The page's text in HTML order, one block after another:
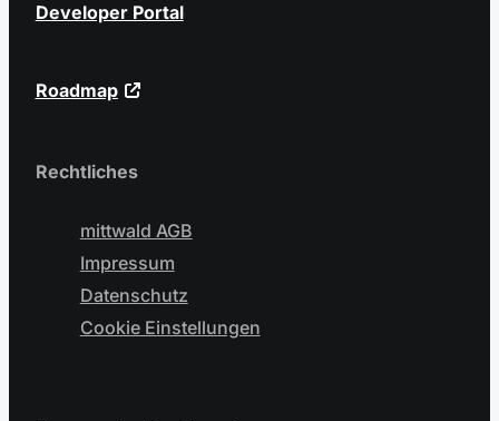
Developer Portal
Roadmap
Rechtliches
mittwald AGB
Impressum
Datenschutz
Cookie Einstellungen